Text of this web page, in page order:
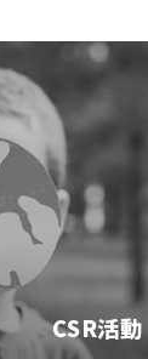
CSR活動